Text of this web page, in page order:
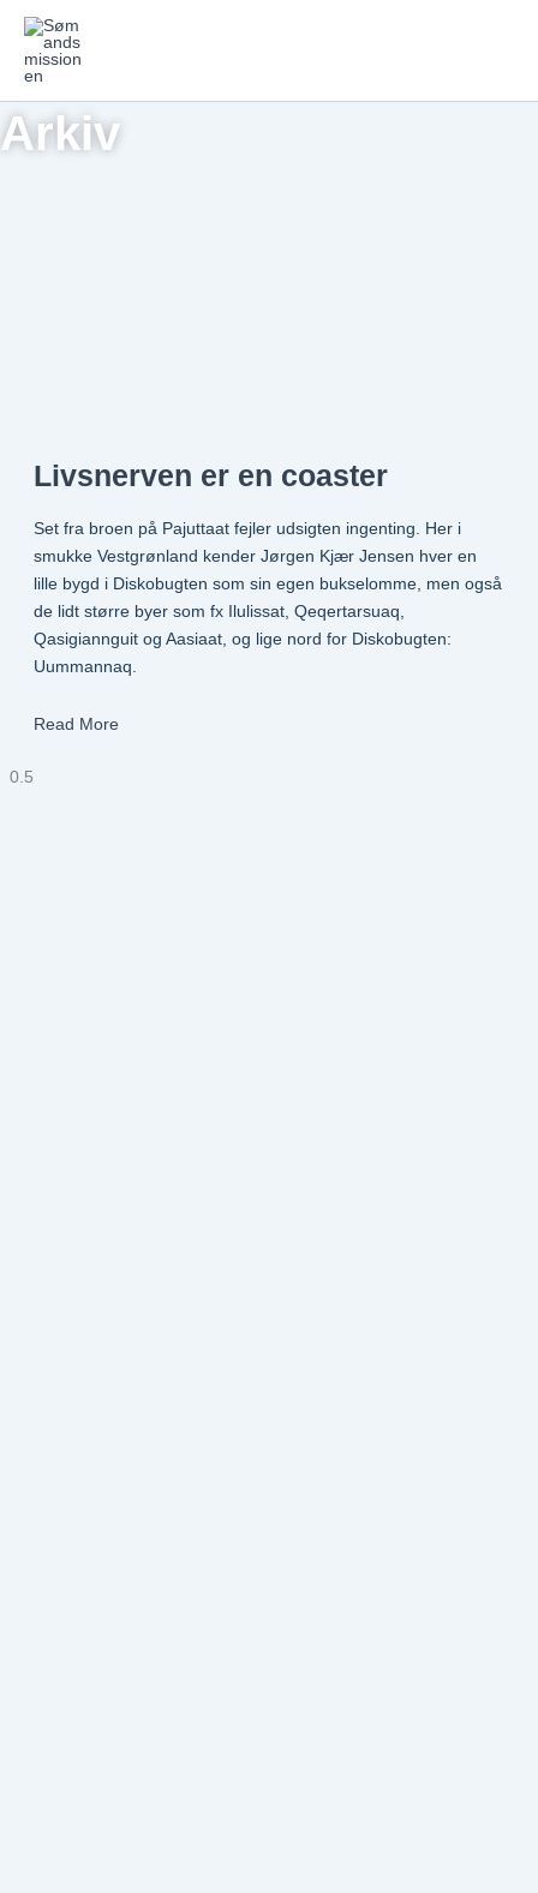
indholdet
Arkiv
Livsnerven er en coaster
Set fra broen på Pajuttaat fejler udsigten ingenting. Her i
smukke Vestgrønland kender Jørgen Kjær Jensen hver en
lille bygd i Diskobugten som sin egen bukselomme, men også
de lidt større byer som fx Ilulissat, Qeqertarsuaq,
Qasigiannguit og Aasiaat, og lige nord for Diskobugten:
Uummannaq.
Read More